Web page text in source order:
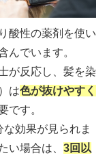
酸性の薬剤を使い
んでいます。
が反応し、髪を染
は色が抜けやすく
です。
効果が見られま
い場合は、 3回以